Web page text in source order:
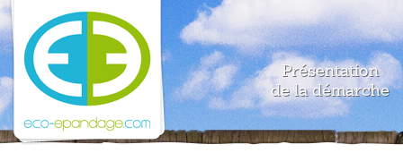
Présentation
de la démarche